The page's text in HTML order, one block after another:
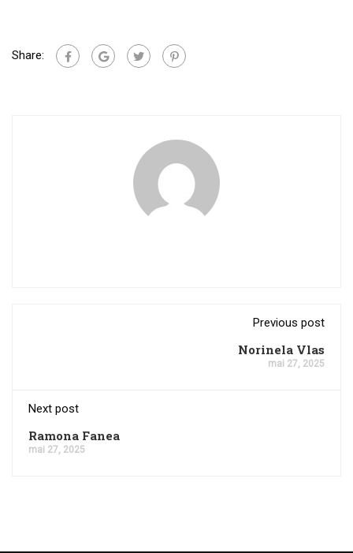
Share:
Previous post
Norinela Vlas
mai 27, 2025
Next post
Ramona Fanea
mai 27, 2025